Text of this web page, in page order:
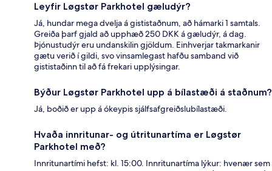
Leyfir Løgstør Parkhotel gæludýr?
Já, hundar mega dvelja á gististaðnum, að hámarki 1 samtals.
Greiða þarf gjald að upphæð 250 DKK á gæludýr, á dag.
Þjónustudýr eru undanskilin gjöldum. Einhverjar takmarkanir
gætu verið í gildi, svo vinsamlegast hafðu samband við
gististaðinn til að fá frekari upplýsingar.
Býður Løgstør Parkhotel upp á bílastæði á staðnum?
Já, boðið er upp á ókeypis sjálfsafgreiðslubílastæði.
Hvaða innritunar- og útritunartíma er Løgstør
Parkhotel með?
Innritunartími hefst: kl. 15:00. Innritunartíma lýkur: hvenær sem